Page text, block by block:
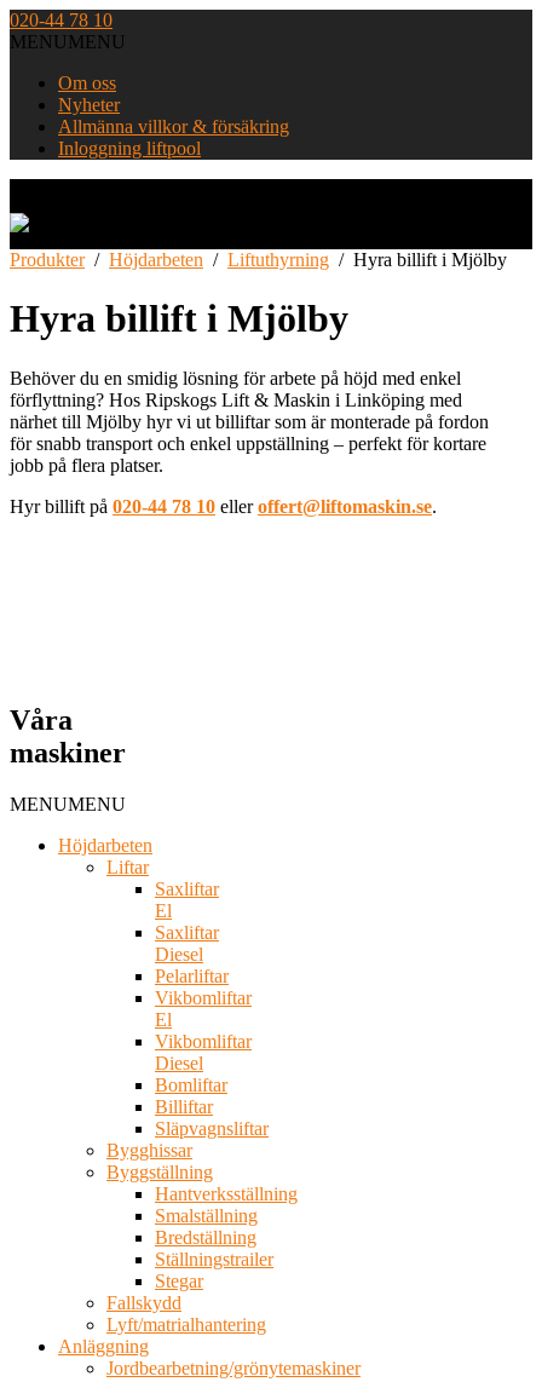
Skip
to
020-44 78 10
MENUMENU
Om oss
Nyheter
Allmänna villkor & försäkring
Inloggning liftpool
Produkter/ Höjdarbeten / Liftuthyrning / Hyra billift i Mjölby
Hyra billift i Mjölby
Behöver du en smidig lösning för arbete på höjd med enkel
förflyttning? Hos Ripskogs Lift & Maskin i Linköping med
närhet till Mjölby hyr vi ut billiftar som är monterade på fordon
för snabb transport och enkel uppställning – perfekt för kortare
jobb på flera platser.
Hyr billift på 020-44 78 10 elleroffert@liftomaskin.se.
Våra
maskiner
MENUMENU
Höjdarbeten
Liftar
Saxliftar
El
Saxliftar
Diesel
Pelarliftar
Vikbomliftar
El
Vikbomliftar
Diesel
Bomliftar
Billiftar
Släpvagnsliftar
Bygghissar
Byggställning
Hantverksställning
Smalställning
Bredställning
Ställningstrailer
Stegar
Fallskydd
Lyft/matrialhantering
Anläggning
Jordbearbetning/grönytemaskiner